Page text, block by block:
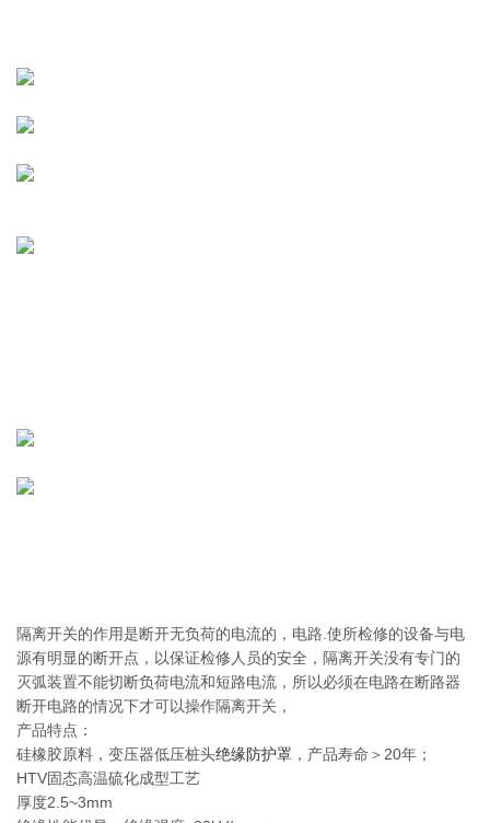
隔离开关的作用是断开无负荷的电流的，电路.使所检修的设备与电
源有明显的断开点，以保证检修人员的安全，隔离开关没有专门的
灭弧装置不能切断负荷电流和短路电流，所以必须在电路在断路器
断开电路的情况下才可以操作隔离开关，
产品特点：
硅橡胶原料，变压器低压桩头绝缘防护罩 ，产品寿命＞20年；
HTV固态高温硫化成型工艺
厚度2.5~3mm